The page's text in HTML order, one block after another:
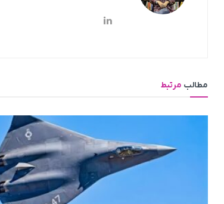
مطالب مرتبط